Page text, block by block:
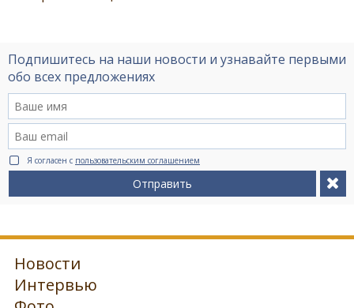
Подпишитесь на наши новости и узнавайте первыми
обо всех предложениях
Я согласен с пользовательским соглашением
Отправить
Новости
Интервью